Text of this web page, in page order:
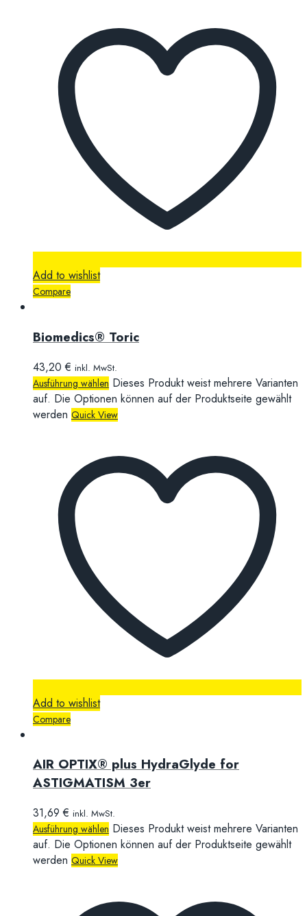
Add to wishlist
Compare
Biomedics® Toric
43,20€ inkl. MwSt.
Ausführung wählen Dieses Produkt weist mehrere Varianten
auf. Die Optionen können auf der Produktseite gewählt
werden Quick View
Add to wishlist
Compare
AIR OPTIX® plus HydraGlyde for
ASTIGMATISM 3er
31,69€ inkl. MwSt.
Ausführung wählen Dieses Produkt weist mehrere Varianten
auf. Die Optionen können auf der Produktseite gewählt
werden Quick View